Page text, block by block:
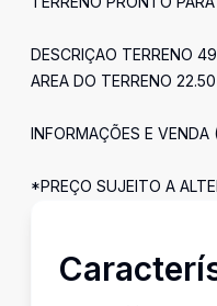
DESCRIÇAO TERRENO
AREA DO TERRENO
INFORMAÇÕES E
*PREÇO SUJEITO A